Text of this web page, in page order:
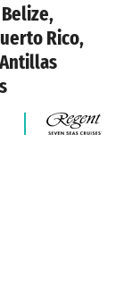
Rico,